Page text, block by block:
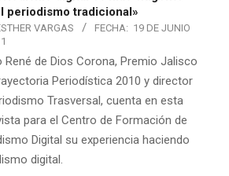
periodismo tradicional»
VARGAS FECHA: 19 DE JUNIO
René de Dios Corona, Premio Jalisco
Periodística 2010 y director
Trasversal, cuenta en esta
para el Centro de Formación de
Digital su experiencia haciendo
digital.